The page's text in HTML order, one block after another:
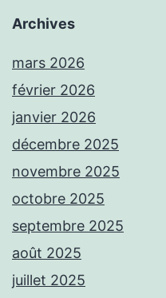
Archives
mars 2026
février 2026
janvier 2026
décembre 2025
novembre 2025
octobre 2025
septembre 2025
août 2025
juillet 2025